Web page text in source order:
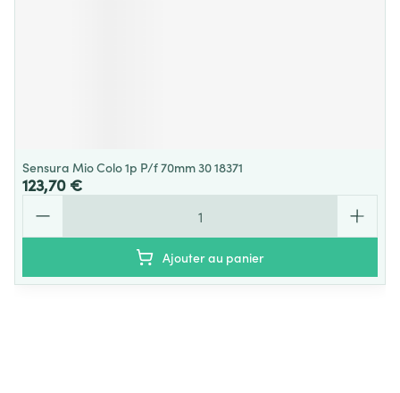
Sensura Mio Colo 1p P/f 70mm 30 18371
123,70 €
Ajouter au panier